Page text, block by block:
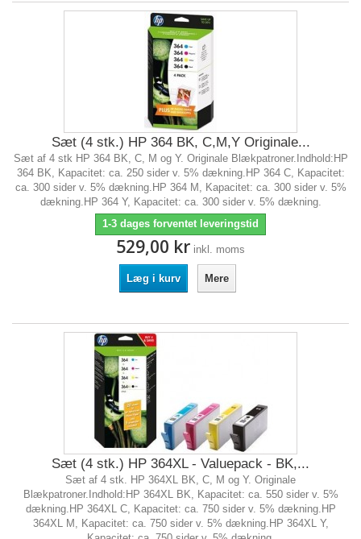
Sæt (4 stk.) HP 364 BK, C,M,Y Originale...
Sæt af 4 stk HP 364 BK, C, M og Y. Originale Blækpatroner.Indhold:HP
364 BK, Kapacitet: ca. 250 sider v. 5% dækning.HP 364 C, Kapacitet:
ca. 300 sider v. 5% dækning.HP 364 M, Kapacitet: ca. 300 sider v. 5%
dækning.HP 364 Y, Kapacitet: ca. 300 sider v. 5% dækning.
1-3 dages forventet leveringstid
529,00 kr inkl. moms
Læg i kurv Mere
Sæt (4 stk.) HP 364XL - Valuepack - BK,...
Sæt af 4 stk. HP 364XL BK, C, M og Y. Originale
Blækpatroner.Indhold:HP 364XL BK, Kapacitet: ca. 550 sider v. 5%
dækning.HP 364XL C, Kapacitet: ca. 750 sider v. 5% dækning.HP
364XL M, Kapacitet: ca. 750 sider v. 5% dækning.HP 364XL Y,